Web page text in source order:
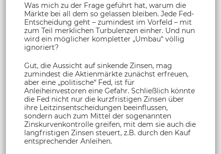
Was mich zu der Frage geführt hat, warum die
Märkte bei all dem so gelassen bleiben. Jede Fed-
Entscheidung geht – zumindest im Vorfeld – mit
zum Teil merklichen Turbulenzen einher. Und nun
wird ein möglicher kompletter „Umbau“ völlig
ignoriert?
Gut, die Aussicht auf sinkende Zinsen, mag
zumindest die Aktienmärkte zunächst erfreuen,
aber eine „politische“ Fed, ist für
Anleiheinvestoren eine Gefahr. Schließlich könnte
die Fed nicht nur die kurzfristigen Zinsen über
ihre Leitzinsentscheidungen beeinflussen,
sondern auch zum Mittel der sogenannten
Zinskurvenkontrolle greifen, mit dem sie auch die
langfristigen Zinsen steuert, z.B. durch den Kauf
entsprechender Anleihen.